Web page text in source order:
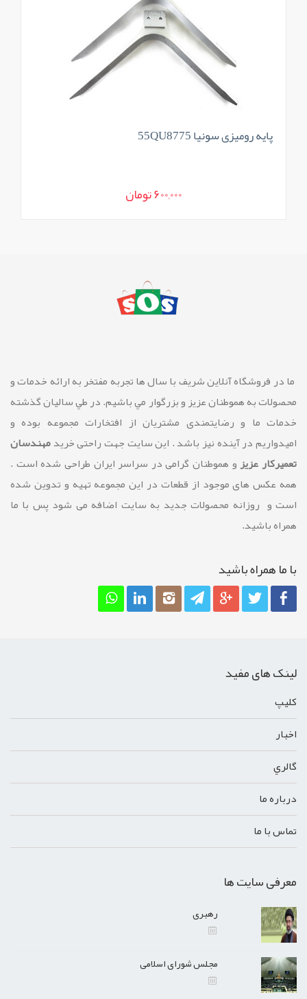
پایه رومیزی سونیا 55QU8775
600,000 تومان
ما در فروشگاه آنلاین شريف با سال ها تجربه مفتخر به ارائه خدمات و
محصولات به هموطنان عزیز و بزرگوار مي باشيم. در طي ساليان گذشته
خدمات ما و رضايتمندی مشتريان از افتخارات مجموعه بوده و
امیدواریم در آینده نیز باشد . این سایت جهت راحتی خریدمهندسان
تعمیرکار عزیزو هموطنان گرامی در سراسر ایران طراحی شده است .
همه عکس های موجود از قطعات در این مجموعه تهیه و تدوین شده
است و روزانه محصولات جدید به سایت اضافه می شود پس با ما
همراه باشید.
با ما همراه باشيد
لینک های مفید
کليپ
اخبار
گالري
درباره ما
تماس با ما
معرفی سایت ها
رهبری
مجلس شورای اسلامی